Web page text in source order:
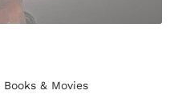
Books & Movies